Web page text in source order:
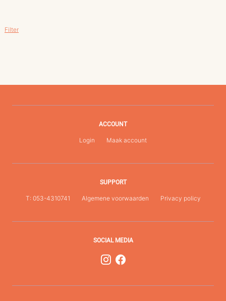
Filter
ACCOUNT
Login Maak account
SUPPORT
T: 053-4310741 Algemene voorwaarden Privacy policy
SOCIAL MEDIA